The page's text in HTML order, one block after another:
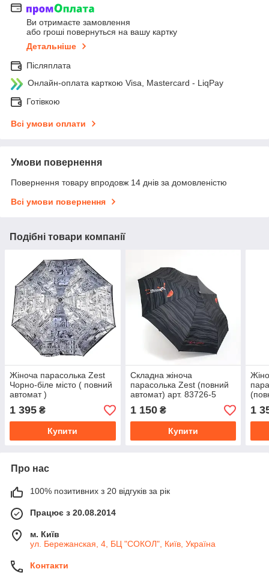
Ви отримаєте замовлення
або гроші повернуться на вашу картку
Детальніше
Післяплата
Онлайн-оплата карткою Visa, Mastercard - LiqPay
Готівкою
Всі умови оплати
Умови повернення
Повернення товару впродовж 14 днів за домовленістю
Всі умови повернення
Подібні товари компанії
Жіноча парасолька Zest
Чорно-біле місто ( повний
автомат )
1 395 ₴
Купити
Складна жіноча
парасолька Zest (повний
автомат) арт. 83726-5
1 150₴
Купити
1
Про нас
100% позитивних з 20 відгуків за рік
Працює з 20.08.2014
м. Київ
ул. Бережанская, 4, БЦ "СОКОЛ", Київ, Україна
Контакти